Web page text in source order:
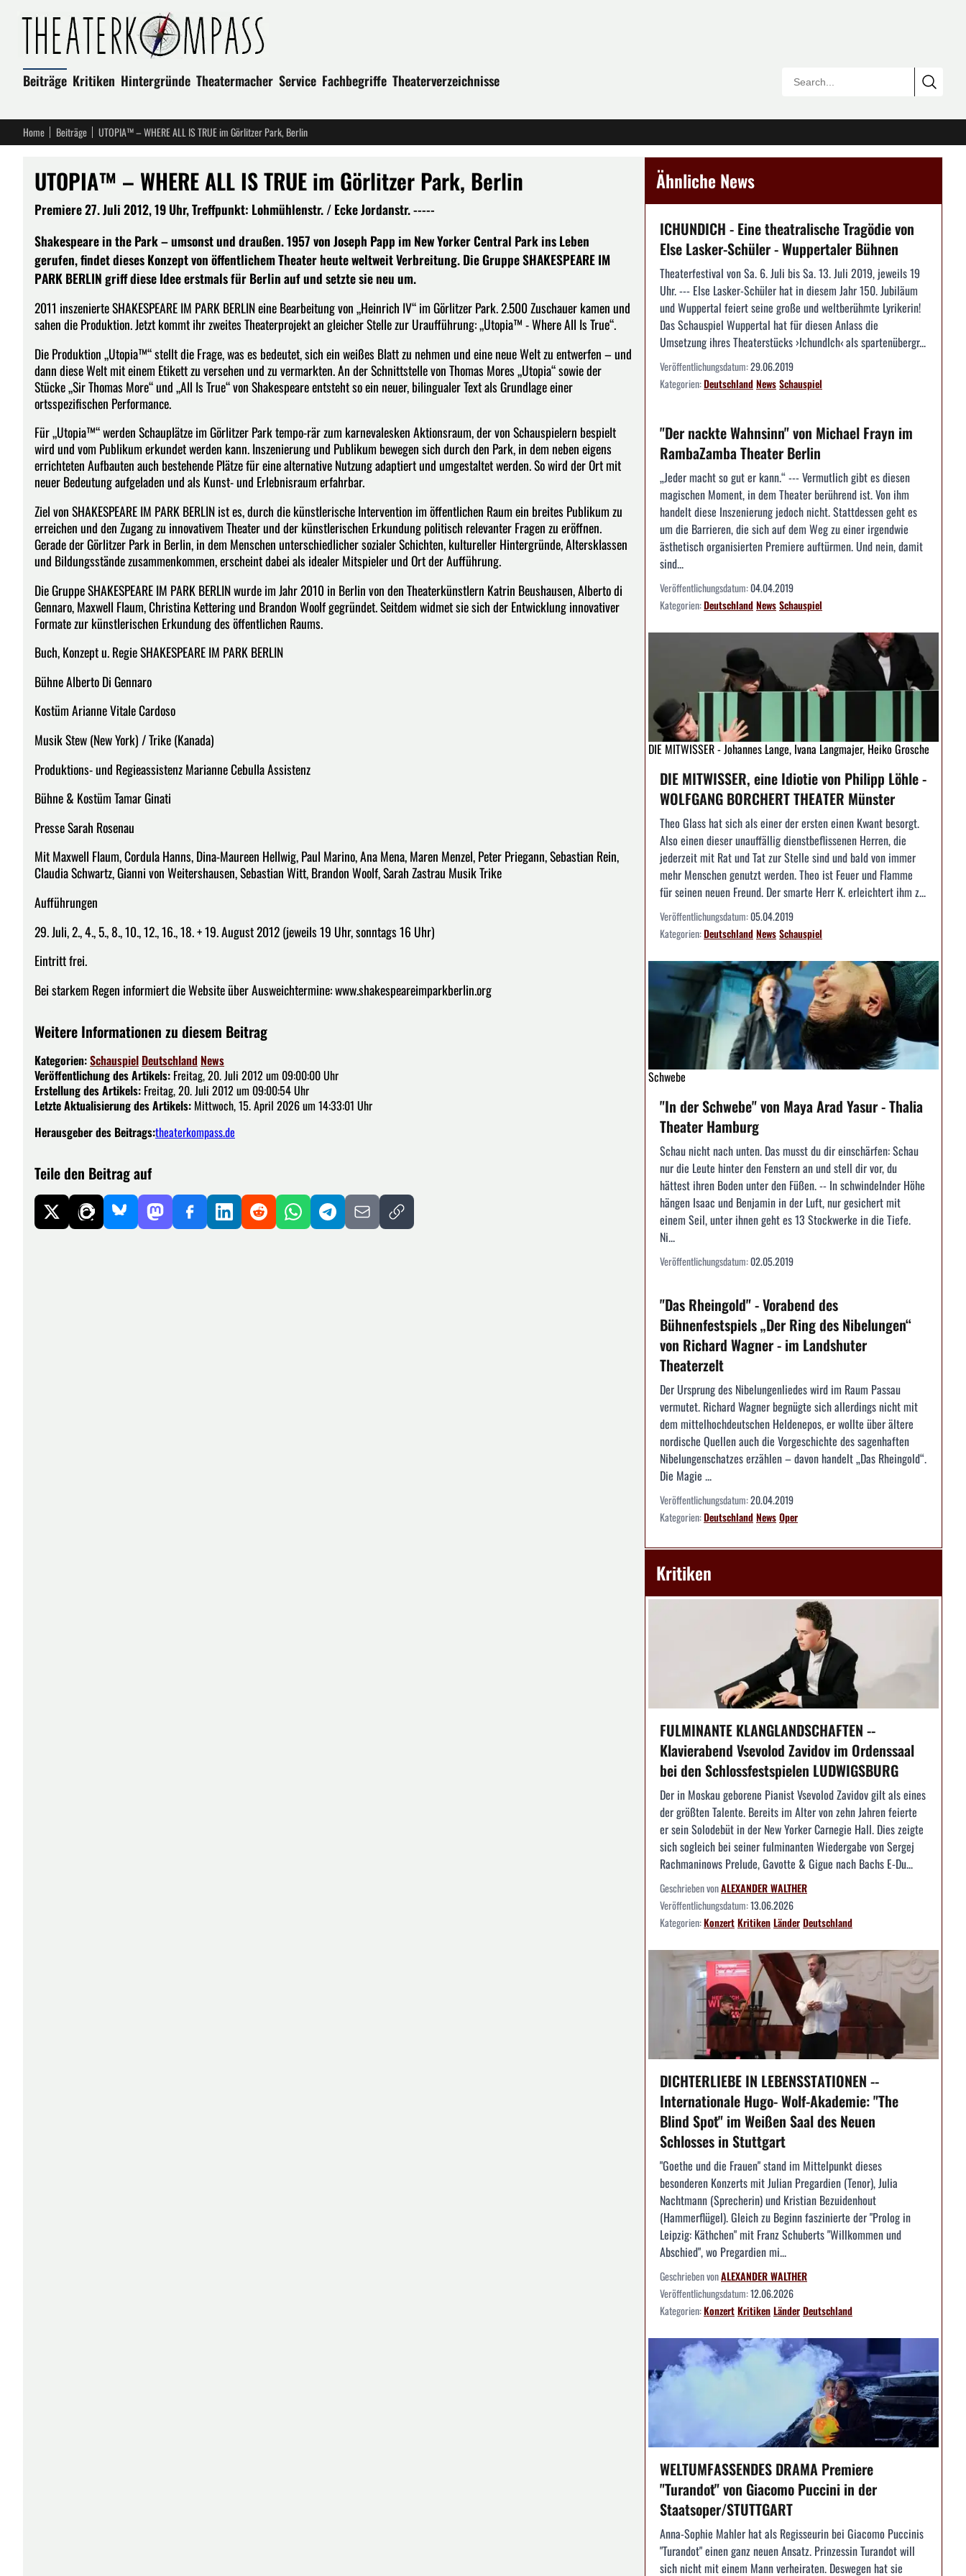
Beiträge Kritiken Hintergründe Theatermacher Service Fachbegriffe Theaterverzeichnisse
Home Beiträge UTOPIA™ – WHERE ALL IS TRUE im Görlitzer Park, Berlin
UTOPIA™ – WHERE ALL IS TRUE im Görlitzer Park, Berlin
Premiere 27. Juli 2012, 19 Uhr, Treffpunkt: Lohmühlenstr. / Ecke Jordanstr. -----
Shakespeare in the Park – umsonst und draußen. 1957 von Joseph Papp im New Yorker Central Park ins Leben
gerufen, findet dieses Konzept von öffentlichem Theater heute weltweit Verbreitung. Die Gruppe SHAKESPEARE IM
PARK BERLIN griff diese Idee erstmals für Berlin auf und setzte sie neu um.
2011 inszenierte SHAKESPEARE IM PARK BERLIN eine Bearbeitung von „Heinrich IV“ im Görlitzer Park. 2.500 Zuschauer kamen und
sahen die Produktion. Jetzt kommt ihr zweites Theaterprojekt an gleicher Stelle zur Uraufführung: „Utopia™ - Where All Is True“.
Die Produktion „Utopia™“ stellt die Frage, was es bedeutet, sich ein weißes Blatt zu nehmen und eine neue Welt zu entwerfen – und
dann diese Welt mit einem Etikett zu versehen und zu vermarkten. An der Schnittstelle von Thomas Mores „Utopia“ sowie der
Stücke „Sir Thomas More“ und „All Is True“ von Shakespeare entsteht so ein neuer, bilingualer Text als Grundlage einer
ortsspezifischen Performance.
Für „Utopia™“ werden Schauplätze im Görlitzer Park tempo-rär zum karnevalesken Aktionsraum, der von Schauspielern bespielt
wird und vom Publikum erkundet werden kann. Inszenierung und Publikum bewegen sich durch den Park, in dem neben eigens
errichteten Aufbauten auch bestehende Plätze für eine alternative Nutzung adaptiert und umgestaltet werden. So wird der Ort mit
neuer Bedeutung aufgeladen und als Kunst- und Erlebnisraum erfahrbar.
Ziel von SHAKESPEARE IM PARK BERLIN ist es, durch die künstlerische Intervention im öffentlichen Raum ein breites Publikum zu
erreichen und den Zugang zu innovativem Theater und der künstlerischen Erkundung politisch relevanter Fragen zu eröffnen.
Gerade der Görlitzer Park in Berlin, in dem Menschen unterschiedlicher sozialer Schichten, kultureller Hintergründe, Altersklassen
und Bildungsstände zusammenkommen, erscheint dabei als idealer Mitspieler und Ort der Aufführung.
Die Gruppe SHAKESPEARE IM PARK BERLIN wurde im Jahr 2010 in Berlin von den Theaterkünstlern Katrin Beushausen, Alberto di
Gennaro, Maxwell Flaum, Christina Kettering und Brandon Woolf gegründet. Seitdem widmet sie sich der Entwicklung innovativer
Formate zur künstlerischen Erkundung des öffentlichen Raums.
Buch, Konzept u. Regie SHAKESPEARE IM PARK BERLIN
Bühne Alberto Di Gennaro
Kostüm Arianne Vitale Cardoso
Musik Stew (New York) / Trike (Kanada)
Produktions- und Regieassistenz Marianne Cebulla Assistenz
Bühne & Kostüm Tamar Ginati
Presse Sarah Rosenau
Mit Maxwell Flaum, Cordula Hanns, Dina-Maureen Hellwig, Paul Marino, Ana Mena, Maren Menzel, Peter Priegann, Sebastian Rein,
Claudia Schwartz, Gianni von Weitershausen, Sebastian Witt, Brandon Woolf, Sarah Zastrau Musik Trike
Aufführungen
29. Juli, 2., 4., 5., 8., 10., 12., 16., 18. + 19. August 2012 (jeweils 19 Uhr, sonntags 16 Uhr)
Eintritt frei.
Bei starkem Regen informiert die Website über Ausweichtermine: www.shakespeareimparkberlin.org
Weitere Informationen zu diesem Beitrag
Kategorien:Schauspiel Deutschland News
Veröffentlichung des Artikels: Freitag, 20. Juli 2012 um 09:00:00 Uhr
Erstellung des Artikels: Freitag, 20. Juli 2012 um 09:00:54 Uhr
Letzte Aktualisierung des Artikels: Mittwoch, 15. April 2026 um 14:33:01 Uhr
Herausgeber des Beitrags:theaterkompass.de
Teile den Beitrag auf
Ähnliche News
ICHUNDICH - Eine theatralische Tragödie von
Else Lasker-Schüler - Wuppertaler Bühnen
Theaterfestival von Sa. 6. Juli bis Sa. 13. Juli 2019, jeweils 19
Uhr. --- Else Lasker-Schüler hat in diesem Jahr 150. Jubiläum
und Wuppertal feiert seine große und weltberühmte Lyrikerin!
Das Schauspiel Wuppertal hat für diesen Anlass die
Umsetzung ihres Theaterstücks ›IchundIch‹ als spartenübergr...
Veröffentlichungsdatum:29.06.2019
Kategorien:DeutschlandNewsSchauspiel
"Der nackte Wahnsinn" von Michael Frayn im
RambaZamba Theater Berlin
„Jeder macht so gut er kann.“ --- Vermutlich gibt es diesen
magischen Moment, in dem Theater berührend ist. Von ihm
handelt diese Inszenierung jedoch nicht. Stattdessen geht es
um die Barrieren, die sich auf dem Weg zu einer irgendwie
ästhetisch organisierten Premiere auftürmen. Und nein, damit
sind...
Veröffentlichungsdatum:04.04.2019
Kategorien:DeutschlandNewsSchauspiel
DIE MITWISSER - Johannes Lange, Ivana Langmajer, Heiko Grosche
DIE MITWISSER, eine Idiotie von Philipp Löhle -
WOLFGANG BORCHERT THEATER Münster
Theo Glass hat sich als einer der ersten einen Kwant besorgt.
Also einen dieser unauffällig dienstbeflissenen Herren, die
jederzeit mit Rat und Tat zur Stelle sind und bald von immer
mehr Menschen genutzt werden. Theo ist Feuer und Flamme
für seinen neuen Freund. Der smarte Herr K. erleichtert ihm z...
Veröffentlichungsdatum:05.04.2019
Kategorien:DeutschlandNewsSchauspiel
Schwebe
"In der Schwebe" von Maya Arad Yasur - Thalia
Theater Hamburg
Schau nicht nach unten. Das musst du dir einschärfen: Schau
nur die Leute hinter den Fenstern an und stell dir vor, du
hättest ihren Boden unter den Füßen. -- In schwindelnder Höhe
hängen Isaac und Benjamin in der Luft, nur gesichert mit
einem Seil, unter ihnen geht es 13 Stockwerke in die Tiefe.
Ni...
Veröffentlichungsdatum:02.05.2019
"Das Rheingold" - Vorabend des
Bühnenfestspiels „Der Ring des Nibelungen“
von Richard Wagner - im Landshuter
Theaterzelt
Der Ursprung des Nibelungenliedes wird im Raum Passau
vermutet. Richard Wagner begnügte sich allerdings nicht mit
dem mittelhochdeutschen Heldenepos, er wollte über ältere
nordische Quellen auch die Vorgeschichte des sagenhaften
Nibelungenschatzes erzählen – davon handelt „Das Rheingold“.
Die Magie ...
Veröffentlichungsdatum:20.04.2019
Kategorien:DeutschlandNewsOper
Kritiken
FULMINANTE KLANGLANDSCHAFTEN --
Klavierabend Vsevolod Zavidov im Ordenssaal
bei den Schlossfestspielen LUDWIGSBURG
Der in Moskau geborene Pianist Vsevolod Zavidov gilt als eines
der größten Talente. Bereits im Alter von zehn Jahren feierte
er sein Solodebüt in der New Yorker Carnegie Hall. Dies zeigte
sich sogleich bei seiner fulminanten Wiedergabe von Sergej
Rachmaninows Prelude, Gavotte & Gigue nach Bachs E-Du...
Geschrieben vonALEXANDER WALTHER
Veröffentlichungsdatum:13.06.2026
Kategorien:KonzertKritikenLänderDeutschland
DICHTERLIEBE IN LEBENSSTATIONEN --
Internationale Hugo- Wolf-Akademie: "The
Blind Spot" im Weißen Saal des Neuen
Schlosses in Stuttgart
"Goethe und die Frauen" stand im Mittelpunkt dieses
besonderen Konzerts mit Julian Pregardien (Tenor), Julia
Nachtmann (Sprecherin) und Kristian Bezuidenhout
(Hammerflügel). Gleich zu Beginn faszinierte der "Prolog in
Leipzig: Käthchen" mit Franz Schuberts "Willkommen und
Abschied", wo Pregardien mi...
Geschrieben vonALEXANDER WALTHER
Veröffentlichungsdatum:12.06.2026
Kategorien:KonzertKritikenLänderDeutschland
WELTUMFASSENDES DRAMA Premiere
"Turandot" von Giacomo Puccini in der
Staatsoper/STUTTGART
Anna-Sophie Mahler hat als Regisseurin bei Giacomo Puccinis
"Turandot" einen ganz neuen Ansatz. Prinzessin Turandot will
sich nicht mit einem Mann verheiraten. Deswegen hat sie